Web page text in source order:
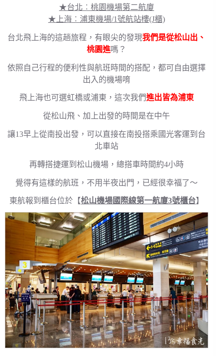
★台北︰桃園機場第二航廈
★上海︰浦東機場/1號航站樓(J櫃)
台北飛上海的這趟旅程，有眼尖的發現我們是從松山出、
桃園進嗎？
依照自己行程的便利性與航班時間的搭配，都可自由選擇
出入的機場唷
飛上海也可選虹橋或浦東，這次我們進出皆為浦東
從松山飛、加上出發的時間是在中午
讓13早上從南投出發，可以直接在南投搭乘國光客運到台
北車站
再轉搭捷運到松山機場，總搭車時間約4小時
覺得有這樣的航班，不用半夜出門，已經很幸福了～
東航報到櫃台位於【松山機場國際線第一航廈3號櫃台】